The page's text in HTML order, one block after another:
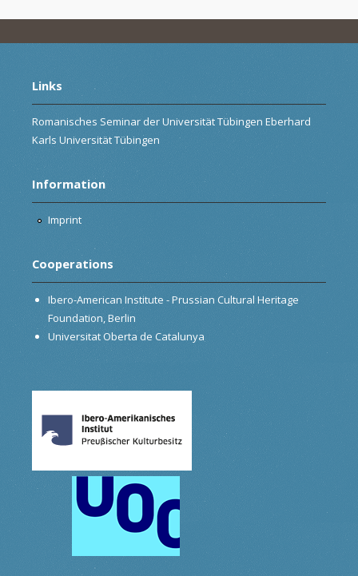
Links
Romanisches Seminar der Universität Tübingen Eberhard
Karls Universität Tübingen
Information
Imprint
Cooperations
Ibero-American Institute - Prussian Cultural Heritage
Foundation, Berlin
Universitat Oberta de Catalunya